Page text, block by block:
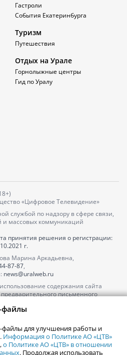
Гастроли
События Екатеринбурга
Туризм
Путешествия
Отдых на Урале
Горнолыжные центры
Гид по Уралу
«Цифровое Телевидение»
службой по надзору в сфере связи,
массовых коммуникаций
принятия решения о регистрации:
г.
Марина Аркадьевна,
87-87,
news@uralweb.ru
содержания сайта
письменного
обращайтесь по тел.
в разделе «Афиша»
файлы
файлы для улучшения работы и
Информация о Политике АО «ЦТВ»
,о Политике АО «ЦТВ» в отношении
. Продолжая использовать